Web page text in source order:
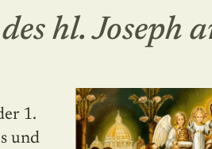
hl. Joseph
und